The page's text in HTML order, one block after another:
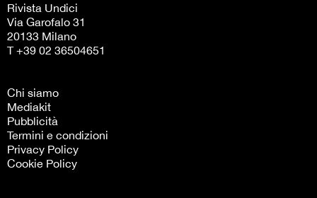
Rivista Undici
Via Garofalo 31
20133 Milano
T +39 02 36504651
Chi siamo
Mediakit
Pubblicità
Termini e condizioni
Privacy Policy
Cookie Policy